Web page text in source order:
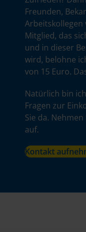
Freunden,
Arbeitskollegen
Mitglied, das
und in dieser
wird, belohne
von 15 Euro.
Natürlich bin
Fragen zur
Sie da.
auf.
Kontakt